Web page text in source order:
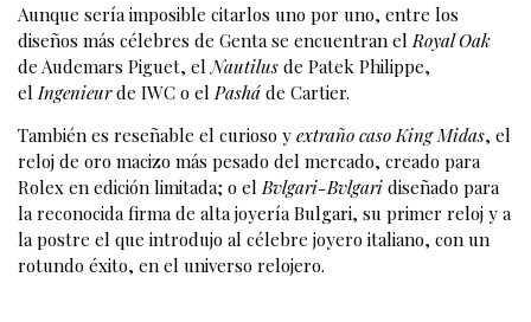
Aunque sería imposible citarlos uno por uno, entre los
diseños más célebres de Genta se encuentran el Royal Oak
de Audemars Piguet, el Nautilus de Patek Philippe,
el Ingenieurde IWC o el Pashá de Cartier.
También es reseñable el curioso y extraño caso King Midas, el
reloj de oro macizo más pesado del mercado, creado para
Rolex en edición limitada; o elBvlgari-Bvlgari diseñado para
la reconocida firma de alta joyería Bulgari, su primer reloj y a
la postre el que introdujo al célebre joyero italiano, con un
rotundo éxito, en el universo relojero.